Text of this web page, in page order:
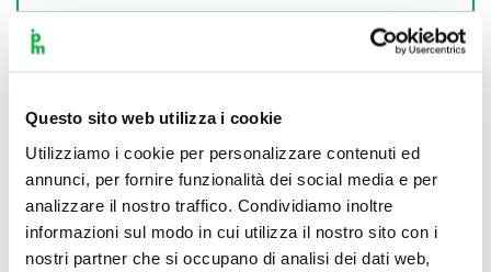
Questo sito web utilizza i cookie
Utilizziamo i cookie per personalizzare contenuti ed
annunci, per fornire funzionalità dei social media e per
analizzare il nostro traffico. Condividiamo inoltre
informazioni sul modo in cui utilizza il nostro sito con i
nostri partner che si occupano di analisi dei dati web,